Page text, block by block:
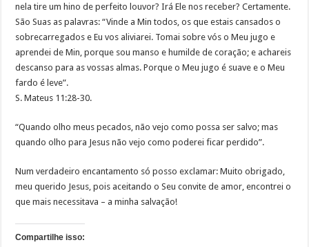
nela tire um hino de perfeito louvor? Irá Ele nos receber? Certamente.
São Suas as palavras: “Vinde a Min todos, os que estais cansados o
sobrecarregados e Eu vos aliviarei. Tomai sobre vós o Meu jugo e
aprendei de Min, porque sou manso e humilde de coração; e achareis
descanso para as vossas almas. Porque o Meu jugo é suave e o Meu
fardo é leve”.
S. Mateus 11:28-30.
“Quando olho meus pecados, não vejo como possa ser salvo; mas
quando olho para Jesus não vejo como poderei ficar perdido”.
Num verdadeiro encantamento só posso exclamar: Muito obrigado,
meu querido Jesus, pois aceitando o Seu convite de amor, encontrei o
que mais necessitava – a minha salvação!
Compartilhe isso: